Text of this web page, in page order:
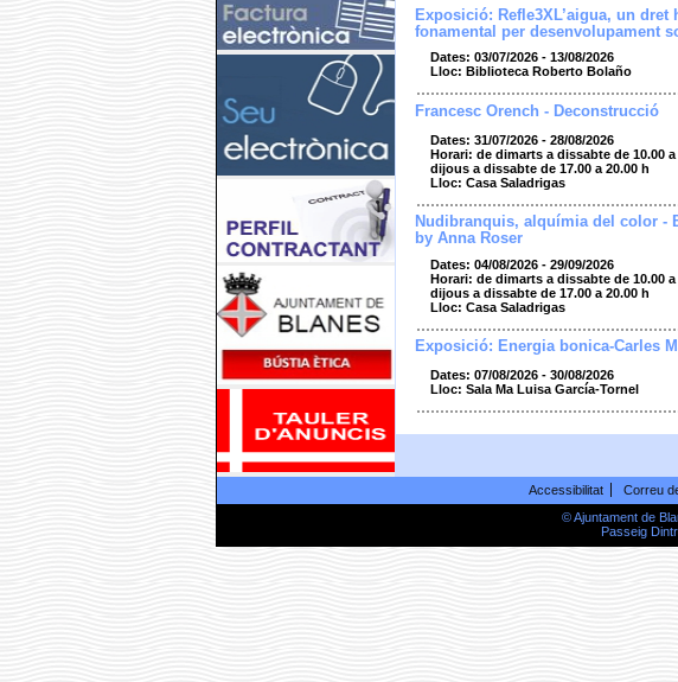
Exposició: Refle3XL’aigua, un dret
fonamental per desenvolupament
Dates: 03/07/2026 - 13/08/2026
Lloc: Biblioteca Roberto Bolaño
Francesc Orench - Deconstrucció
Dates: 31/07/2026 - 28/08/2026
Horari: de dimarts a dissabte de 10.00 a
dijous a dissabte de 17.00 a 20.00 h
Lloc: Casa Saladrigas
Nudibranquis, alquímia del color -
by Anna Roser
Dates: 04/08/2026 - 29/09/2026
Horari: de dimarts a dissabte de 10.00 a
dijous a dissabte de 17.00 a 20.00 h
Lloc: Casa Saladrigas
Exposició: Energia bonica-Carles
Dates: 07/08/2026 - 30/08/2026
Lloc: Sala Ma Luisa García-Tornel
Accessibilitat Correu
© Ajuntament de
Passeig